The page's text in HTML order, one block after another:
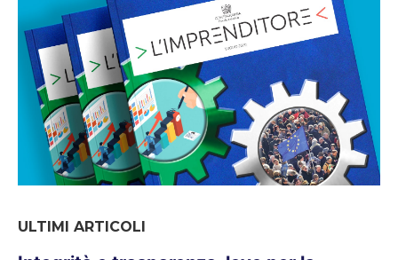
ULTIMI ARTICOLI